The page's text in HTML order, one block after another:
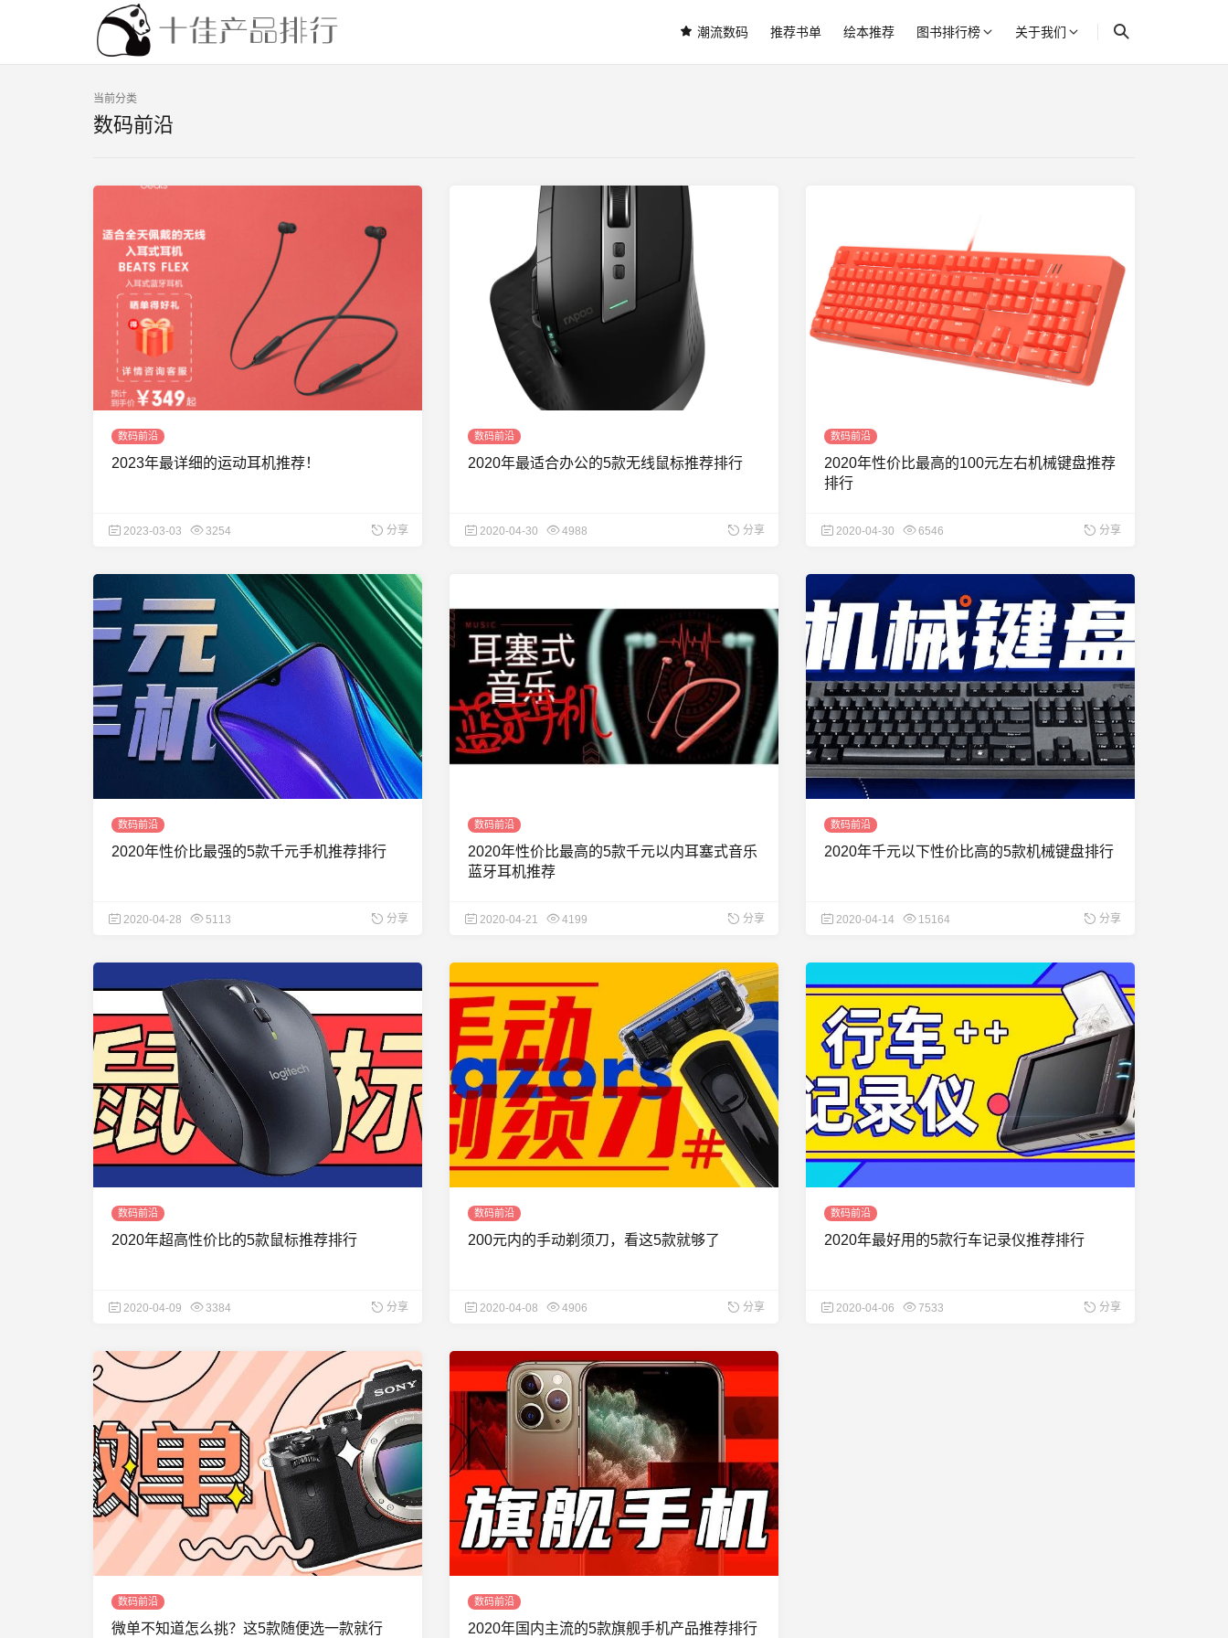
潮流数码 推荐书单 绘本推荐 图书排行榜 关于我们
当前分类
数码前沿
数码前沿
2023年最详细的运动耳机推荐！
2023-03-03 3254 分享
数码前沿
2020年最适合办公的5款无线鼠标推荐排行
2020-04-30 4988 分享
数码前沿
2020年性价比最高的100元左右机械键盘推荐
排行
2020-04-30 6546 分享
数码前沿
2020年性价比最强的5款千元手机推荐排行
2020-04-28 5113 分享
数码前沿
2020年性价比最高的5款千元以内耳塞式音乐
蓝牙耳机推荐
2020-04-21 4199 分享
数码前沿
2020年千元以下性价比高的5款机械键盘排行
2020-04-14 15164 分享
数码前沿
2020年超高性价比的5款鼠标推荐排行
2020-04-09 3384 分享
数码前沿
200元内的手动剃须刀，看这5款就够了
2020-04-08 4906 分享
数码前沿
2020年最好用的5款行车记录仪推荐排行
2020-04-06 7533 分享
数码前沿
微单不知道怎么挑？这5款随便选一款就行
数码前沿
2020年国内主流的5款旗舰手机产品推荐排行